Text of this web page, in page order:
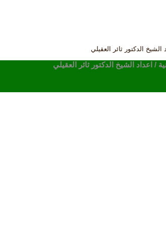
الدكتور ثائر العقيلي
/ اعداد الشيخ الدكتور ثائر العقيلي